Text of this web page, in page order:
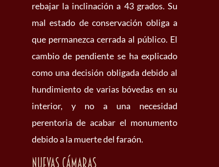
rebajar la inclinación a 43 grados. Su
mal estado de conservación obliga a
que permanezca cerrada al público. El
cambio de pendiente se ha explicado
como una decisión obligada debido al
hundimiento de varias bóvedas en su
interior, y no a una necesidad
perentoria de acabar el monumento
debido a la muerte del faraón.
Nuevas cámaras